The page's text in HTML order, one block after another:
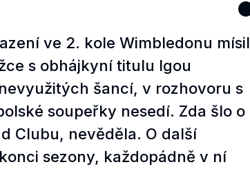
ve 2. kole Wimbledonu mísil
s obhájkyní titulu Igou
šancí, v rozhovoru s
soupeřky nesedí. Zda šlo o
Clubu, nevěděla. O další
sezony, každopádně v ní